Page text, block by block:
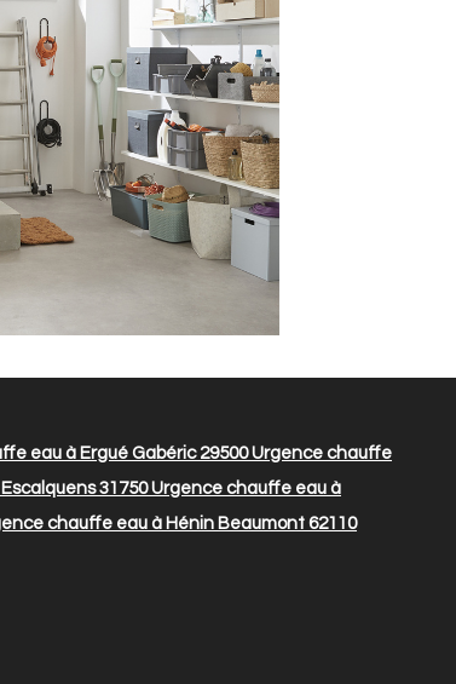
eau à Ergué Gabéric 29500Urgence chauffe
31750Urgence chauffe eau à
chauffe eau à Hénin Beaumont 62110